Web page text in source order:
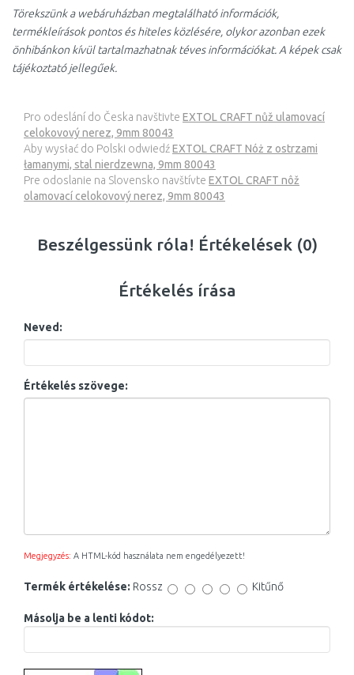
Törekszünk a webáruházban megtalálható információk,
termékleírások pontos és hiteles közlésére, olykor azonban ezek
önhibánkon kívül tartalmazhatnak téves információkat. A képek csak
tájékoztató jellegűek.
Pro odeslání do Česka navštivte EXTOL CRAFT nůž ulamovací
celokovový nerez, 9mm 80043
Aby wysłać do Polski odwiedźEXTOL CRAFT Nóż z ostrzami
łamanymi, stal nierdzewna, 9mm 80043
Pre odoslanie na Slovensko navštívte EXTOL CRAFT nôž
olamovací celokovový nerez, 9mm 80043
Beszélgessünk róla! Értékelések (0)
Értékelés írása
Neved:
Értékelés szövege:
Megjegyzés: A HTML-kód használata nem engedélyezett!
Termék értékelése: Rossz Kitűnő
Másolja be a lenti kódot: